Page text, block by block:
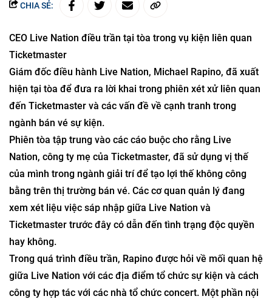
CHIA SẺ:
CEO Live Nation điều trần tại tòa trong vụ kiện liên quan
Ticketmaster
Giám đốc điều hành Live Nation, Michael Rapino, đã xuất
hiện tại tòa để đưa ra lời khai trong phiên xét xử liên quan
đến Ticketmaster và các vấn đề về cạnh tranh trong
ngành bán vé sự kiện.
Phiên tòa tập trung vào các cáo buộc cho rằng Live
Nation, công ty mẹ của Ticketmaster, đã sử dụng vị thế
của mình trong ngành giải trí để tạo lợi thế không công
bằng trên thị trường bán vé. Các cơ quan quản lý đang
xem xét liệu việc sáp nhập giữa Live Nation và
Ticketmaster trước đây có dẫn đến tình trạng độc quyền
hay không.
Trong quá trình điều trần, Rapino được hỏi về mối quan hệ
giữa Live Nation với các địa điểm tổ chức sự kiện và cách
công ty hợp tác với các nhà tổ chức concert. Một phần nội